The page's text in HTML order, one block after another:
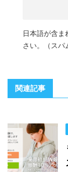
日本語が含
さい。（スパ
関連記事